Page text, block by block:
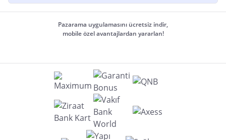
Pazarama uygulamasını ücretsiz indir,
mobile özel avantajlardan yararlan!